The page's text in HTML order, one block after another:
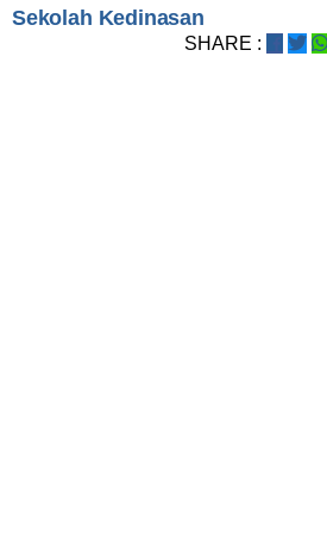
Sekolah Kedinasan
SHARE :